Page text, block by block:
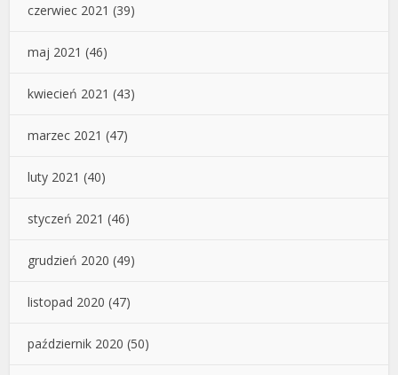
czerwiec 2021 (39)
maj 2021 (46)
kwiecień 2021 (43)
marzec 2021 (47)
luty 2021 (40)
styczeń 2021 (46)
grudzień 2020 (49)
listopad 2020 (47)
październik 2020 (50)